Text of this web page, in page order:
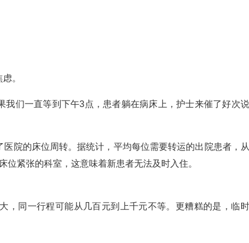
。
们一直等到下午3点，患者躺在病床上，护士来催了好次
院的床位周转。据统计，平均每位需要转运的出院患者，
紧张的科室，这意味着新患者无法及时入住。
，同一行程可能从几百元到上千元不等。更糟糕的是，临